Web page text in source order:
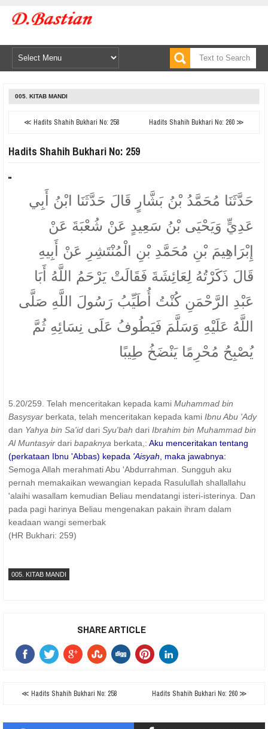
005. KITAB MANDI
≪ Hadits Shahih Bukhari No: 258 Hadits Shahih Bukhari No: 260 ≫
Hadits Shahih Bukhari No: 259
حَدَّثَنَا مُحَمَّدُ بْنُ بَشَّارٍ قَالَ حَدَّثَنَا ابْنُ أَبِي
عَدِيٍّ وَيَحْيَى بْنُ سَعِيدٍ عَنْ شُعْبَةَ عَنْ
إِبْرَاهِيمَ بْنِ مُحَمَّدِ بْنِ الْمُنْتَشِرِ عَنْ أَبِيهِ
قَالَ ذَكَرْتُهُ لِعَائِشَةَ فَقَالَتْ يَرْحَمُ اللَّهُ أَبَا
عَبْدِ الرَّحْمَنِ كُنْتُ أُطَيِّبُ رَسُولَ اللَّهِ صَلَّى
اللَّهُ عَلَيْهِ وَسَلَّمَ فَيَطُوفُ عَلَى نِسَائِهِ ثُمَّ
يُصْبِحُ مُحْرِمًا يَنْضَخُ طِيبًا
5.20/259. Telah menceritakan kepada kami Muhammad bin
Basysyar berkata, telah menceritakan kepada kami Ibnu Abu 'Ady
dan Yahya bin Sa'id dari Syu'bah dari Ibrahim bin Muhammad bin
Al Muntasyir dari bapaknya berkata,: Aku menceritakan tentang
(perkataan Ibnu 'Abbas) kepada 'Aisyah , maka jawabnya:
Semoga Allah merahmati Abu 'Abdurrahman. Sungguh aku
pernah memakaikan wewangian kepada Rasulullah shallallahu
'alaihi wasallam kemudian Beliau mendatangi isteri-isterinya. Dan
pada pagi harinya Beliau mengenakan pakain ihram dalam
keadaan wangi semerbak
(HR Bukhari: 259)
005. KITAB MANDI
SHARE ARTICLE
≪ Hadits Shahih Bukhari No: 258 Hadits Shahih Bukhari No: 260 ≫